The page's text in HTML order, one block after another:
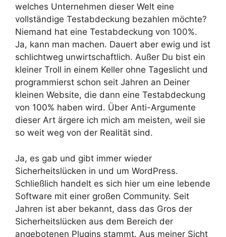
welches Unternehmen dieser Welt eine
vollständige Testabdeckung bezahlen möchte?
Niemand hat eine Testabdeckung von 100%.
Ja, kann man machen. Dauert aber ewig und ist
schlichtweg unwirtschaftlich. Außer Du bist ein
kleiner Troll in einem Keller ohne Tageslicht und
programmierst schon seit Jahren an Deiner
kleinen Website, die dann eine Testabdeckung
von 100% haben wird. Über Anti-Argumente
dieser Art ärgere ich mich am meisten, weil sie
so weit weg von der Realität sind.
Ja, es gab und gibt immer wieder
Sicherheitslücken in und um WordPress.
Schließlich handelt es sich hier um eine lebende
Software mit einer großen Community. Seit
Jahren ist aber bekannt, dass das Gros der
Sicherheitslücken aus dem Bereich der
angebotenen Plugins stammt. Aus meiner Sicht